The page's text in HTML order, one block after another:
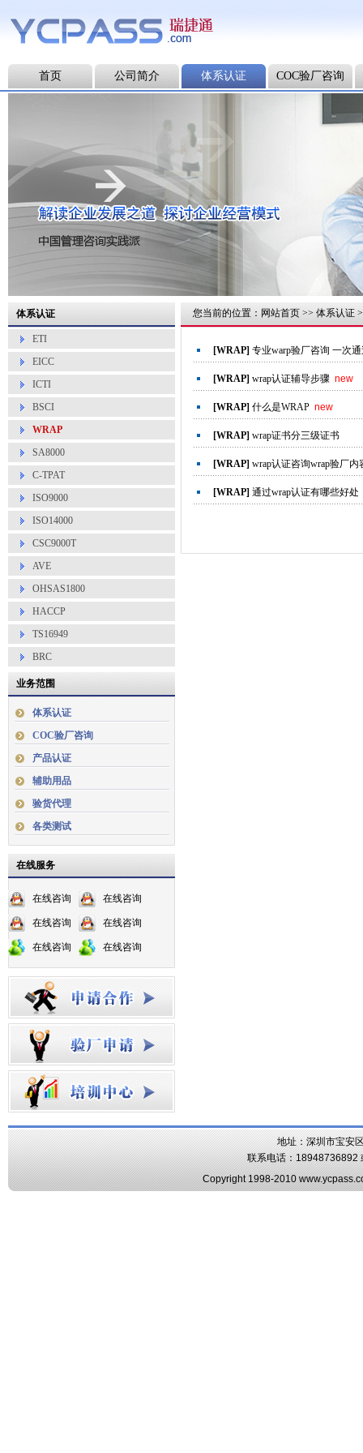
首页 公司简介 体系认证 COC验厂咨询
体系认证
ETI
EICC
ICTI
BSCI
WRAP
SA8000
C-TPAT
ISO9000
ISO14000
CSC9000T
AVE
OHSAS1800
HACCP
TS16949
BRC
业务范围
体系认证
COC验厂咨询
产品认证
辅助用品
验货代理
各类测试
在线服务
在线咨询 在线咨询
在线咨询 在线咨询
在线咨询 在线咨询
您当前的位置： 网站首页 >> 体系认证
[WRAP] 专业warp验厂咨询 一次
[WRAP] wrap认证辅导步骤 new
[WRAP] 什么是WRAP new
[WRAP] wrap证书分三级证书
[WRAP] wrap认证咨询wrap验厂内
[WRAP] 通过wrap认证有哪些好处
地址：深圳市宝
联系电话：18948736892
Copyright 1998-2010